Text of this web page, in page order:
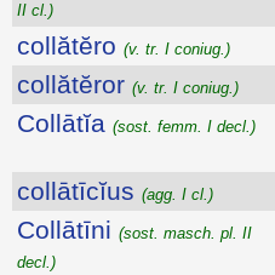
II cl.)
collătĕro (v. tr. I coniug.)
collătĕror (v. tr. I coniug.)
Collātĭa (sost. femm. I decl.)
collātīcĭus (agg. I cl.)
Collātīni (sost. masch. pl. II
decl.)